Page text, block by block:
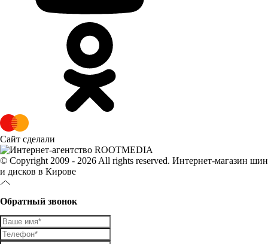
Сайт сделали
© Copyright 2009 - 2026 All rights reserved. Интернет-магазин шин
и дисков в Кирове
Обратный звонок